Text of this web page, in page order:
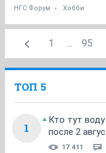
НГС.Форум Хобби
1 ... 95
ТОП 5
1
Кто тут
после 2
17 411